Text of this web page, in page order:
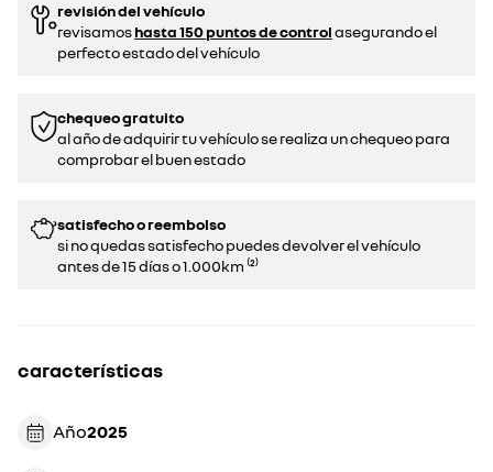
revisión del vehículo
revisamoshasta 150 puntos de controlasegurando el
perfecto estado del vehículo
chequeo gratuito
al año de adquirir tu vehículo se realiza un chequeo para
comprobar el buen estado​​
satisfecho o reembolso
si no quedas satisfecho puedes devolver el vehículo
antes de 15 días o 1.000km ⁽²⁾
características
Año 2025